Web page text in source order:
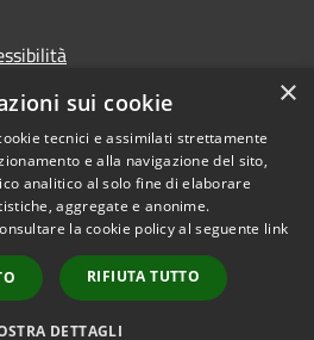
Copyright © 2026 • Comune di
Lastra a Signa • Powered by
Municipium•
Accesso
redazione
×
sui cookie
tecnici e assimilati strettamente
e alla navigazione del sito,
analitico al solo fine di elaborare
aggregate e anonime.
la cookie policy al seguente link
RIFIUTA TUTTO
DETTAGLI